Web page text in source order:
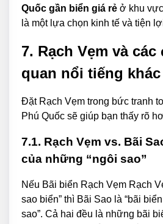
Quốc gần biển giá rẻ ở khu
là một lựa chọn kinh tế và tiện
7. Rạch Vẹm và các
quan nổi tiếng khác
Đặt Rạch Vẹm trong bức tranh
Phú Quốc sẽ giúp bạn thấy rõ
7.1. Rạch Vẹm vs. Bãi
của những “ngôi sao”
Nếu Bãi biển Rạch Vẹm Rạch
sao biển” thì Bãi Sao là “bãi
sao”. Cả hai đều là những bãi